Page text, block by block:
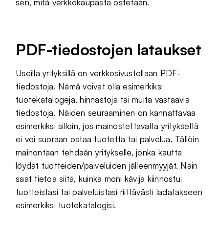
sen, mitä verkkokaupasta ostetaan.
PDF-tiedostojen lataukset
Useilla yrityksillä on verkkosivustollaan PDF-
tiedostoja. Nämä voivat olla esimerkiksi
tuotekatalogeja, hinnastoja tai muita vastaavia
tiedostoja. Näiden seuraaminen on kannattavaa
esimerkiksi silloin, jos mainostettavalta yritykseltä
ei voi suoraan ostaa tuotetta tai palvelua. Tällöin
mainontaan tehdään yritykselle, jonka kautta
löydät tuotteiden/palveluiden jälleenmyyjät. Näin
saat tietoa siitä, kuinka moni kävijä kiinnostui
tuotteistasi tai palveluistasi riittävästi ladatakseen
esimerkiksi tuotekatalogisi.